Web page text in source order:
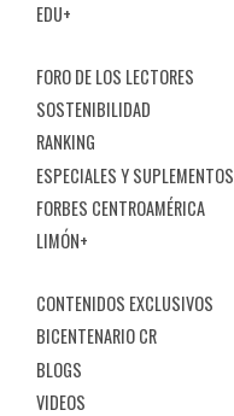
EDU+
FORO DE LOS LECTORES
SOSTENIBILIDAD
RANKING
ESPECIALES Y SUPLEMENTOS
FORBES CENTROAMÉRICA
LIMÓN+
CONTENIDOS EXCLUSIVOS
BICENTENARIO CR
BLOGS
VIDEOS